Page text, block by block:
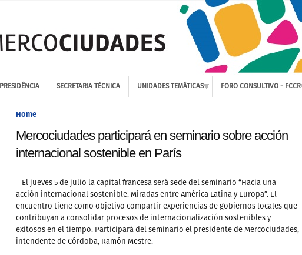
PRESIDÊNCIA SECRETARIA TÉCNICA UNIDADES TEMÁTICAS FORO CONSULTIVO - FCCR
Home
Mercociudades participará en seminario sobre acción
internacional sostenible en París
El jueves 5 de julio la capital francesa será sede del seminario “Hacia una
acción internacional sostenible. Miradas entre América Latina y Europa”. El
encuentro tiene como objetivo compartir experiencias de gobiernos locales que
contribuyan a consolidar procesos de internacionalización sostenibles y
exitosos en el tiempo. Participará del seminario el presidente de Mercociudades,
intendente de Córdoba, Ramón Mestre.